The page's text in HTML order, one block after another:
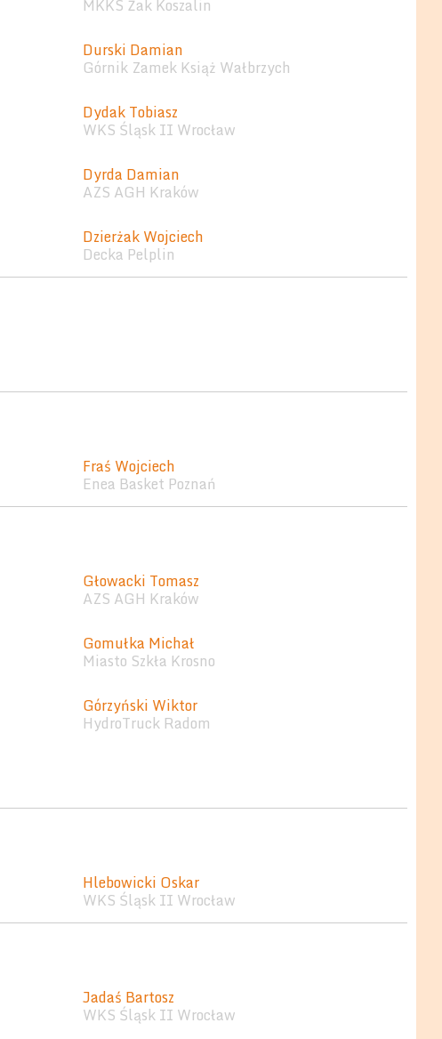
MKKS Żak Koszalin
Durski Damian
Górnik Zamek Książ Wałbrzych
Dydak Tobiasz
WKS Śląsk II Wrocław
Dyrda Damian
AZS AGH Kraków
Dzierżak Wojciech
Decka Pelplin
Fraś Wojciech
Enea Basket Poznań
Głowacki Tomasz
AZS AGH Kraków
Gomułka Michał
Miasto Szkła Krosno
Górzyński Wiktor
HydroTruck Radom
Hlebowicki Oskar
WKS Śląsk II Wrocław
Jadaś Bartosz
WKS Śląsk II Wrocław